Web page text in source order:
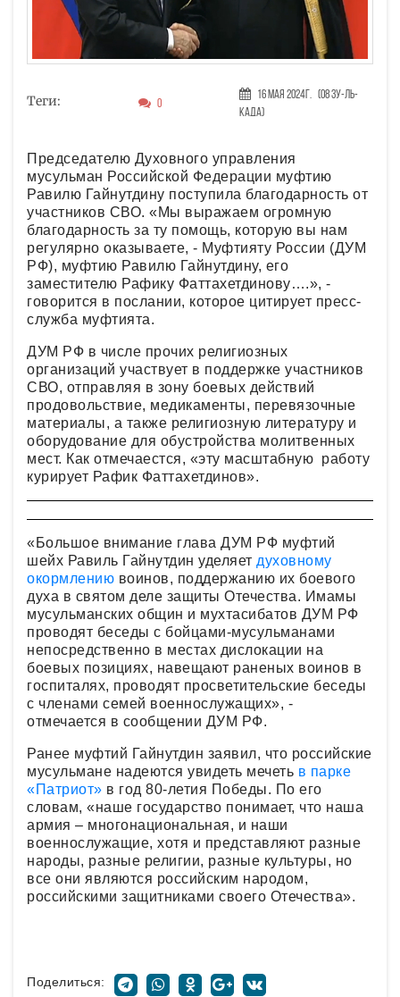
Теги: 0
16 Мая 2024г. (08 Зу-ль-
када)
Председателю Духовного управления
мусульман Российской Федерации муфтию
Равилю Гайнутдину поступила благодарность от
участников СВО. «Мы выражаем огромную
благодарность за ту помощь, которую вы нам
регулярно оказываете, - Муфтияту России (ДУМ
РФ), муфтию Равилю Гайнутдину, его
заместителю Рафику Фаттахетдинову….», -
говорится в послании, которое цитирует пресс-
служба муфтията.
ДУМ РФ в числе прочих религиозных
организаций участвует в поддержке участников
СВО, отправляя в зону боевых действий
продовольствие, медикаменты, перевязочные
материалы, а также религиозную литературу и
оборудование для обустройства молитвенных
мест. Как отмечаестся, «эту масштабную работу
курирует Рафик Фаттахетдинов».
«Большое внимание глава ДУМ РФ муфтий
шейх Равиль Гайнутдин уделяет духовному
окормлению воинов, поддержанию их боевого
духа в святом деле защиты Отечества. Имамы
мусульманских общин и мухтасибатов ДУМ РФ
проводят беседы с бойцами-мусульманами
непосредственно в местах дислокации на
боевых позициях, навещают раненых воинов в
госпиталях, проводят просветительские беседы
с членами семей военнослужащих», -
отмечается в сообщении ДУМ РФ.
Ранее муфтий Гайнутдин заявил, что российские
мусульмане надеются увидеть мечеть в парке
«Патриот» в год 80-летия Победы. По его
словам, «наше государство понимает, что наша
армия – многонациональная, и наши
военнослужащие, хотя и представляют разные
народы, разные религии, разные культуры, но
все они являются российским народом,
российскими защитниками своего Отечества».
Поделиться: